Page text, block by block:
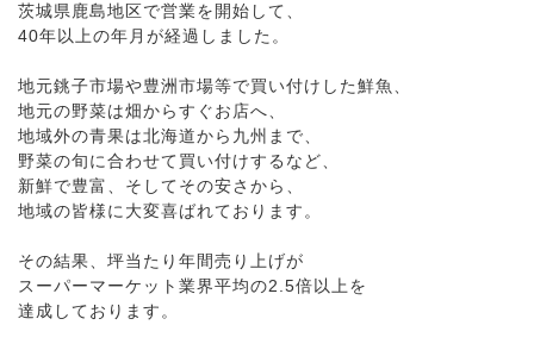
茨城県鹿島地区で営業を開始して、
40年以上の年月が経過しました。
地元銚子市場や豊洲市場等で買い付けした鮮魚、
地元の野菜は畑からすぐお店へ、
地域外の青果は北海道から九州まで、
野菜の旬に合わせて買い付けするなど、
新鮮で豊富、そしてその安さから、
地域の皆様に大変喜ばれております。
その結果、坪当たり年間売り上げが
スーパーマーケット業界平均の2.5倍以上を
達成しております。